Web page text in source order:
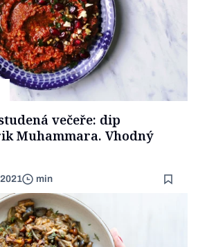
večeře: dip
Muhammara. Vhodný
min